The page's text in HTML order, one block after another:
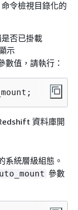
令檢視目錄化的
否已掛載
示
數值，請執行：
資料庫開
系統層級組態。
參數